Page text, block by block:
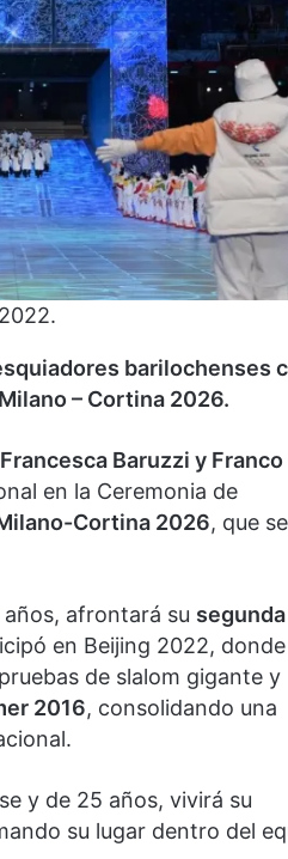
barilochenses
– Cortina 2026.
Francesca Baruzzi y Franco
en la Ceremonia de
Cortina 2026, que se
afrontará su segunda
en Beijing 2022, donde
de slalom gigante y
2016, consolidando una
y de 25 años, vivirá su
su lugar dentro del